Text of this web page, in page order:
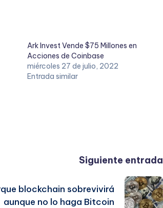
Ark Invest Vende $75 Millones en
Acciones de Coinbase
miércoles 27 de julio, 2022
Entrada similar
Siguiente entrada
blockchain sobrevivirá
aunque no lo haga Bitcoin